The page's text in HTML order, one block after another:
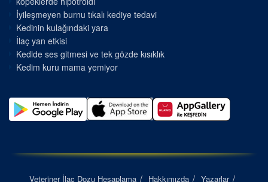
İyileşmeyen burnu tıkalı kediye tedavi
Kedinin kulağındaki yara
İlaç yan etkisi
Kedide ses gitmesi ve tek gözde kısıklık
Kedim kuru mama yemiyor
Veteriner İlaç Dozu Hesaplama Hakkımızda Yazarlar